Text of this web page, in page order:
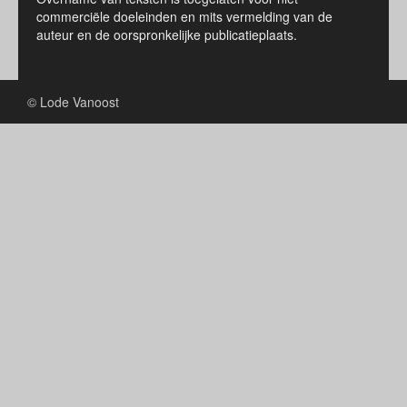
commerciële doeleinden en mits vermelding van de
auteur en de oorspronkelijke publicatieplaats.
© Lode Vanoost